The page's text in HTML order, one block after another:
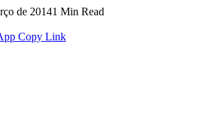
de 20141 Min Read
Copy Link